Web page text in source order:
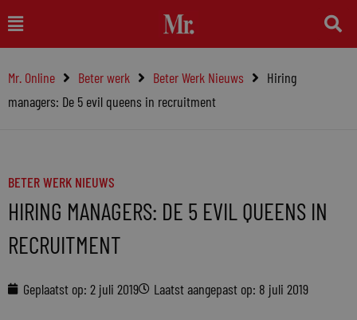
naar
inhoud
Main
Menu
Mr. Online Beter werk Beter Werk Nieuws
Hiring
managers: De 5 evil queens in recruitment
BETER WERK NIEUWS
HIRING MANAGERS: DE 5 EVIL QUEENS IN
RECRUITMENT
Geplaatst op: 2 juli 2019 Laatst aangepast op: 8 juli 2019